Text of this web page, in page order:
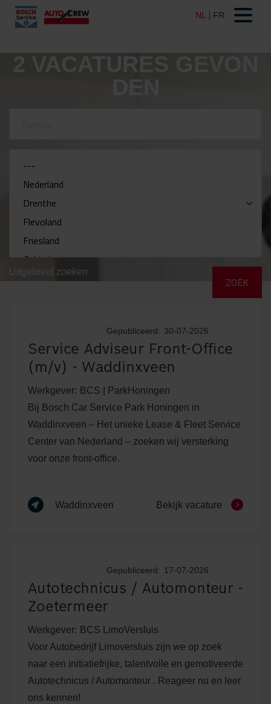
2 VACATURES GEVON
DEN
Uitgebreid zoeken
Gepubliceerd: 30-07-2026
Service Adviseur Front-Office
(m/v) - Waddinxveen
Werkgever: BCS | ParkHoningen
Bij Bosch Car Service Park Honingen in
Waddinxveen – Het unieke Lease & Fleet Service
Center van Nederland – zoeken wij versterking
voor onze front-office.
Waddinxveen Bekijk vacature
Gepubliceerd: 17-07-2026
Autotechnicus / Automonteur -
Zoetermeer
Werkgever: BCS LimoVersluis
Voor Autobedrijf Limoversluis zijn we op zoek
naar een initiatiefrijke, talentvolle en gemotiveerde
Autotechnicus / Automonteur . Reageer nu en leer
ons kennen!